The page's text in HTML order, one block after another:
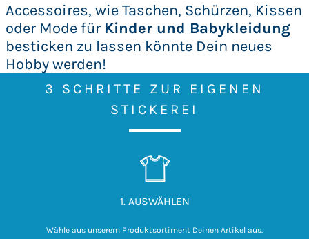
Accessoires, wie Taschen, Schürzen, Kissen
oder Mode für Kinder und Babykleidung
besticken zu lassen könnte Dein neues
Hobby werden!
3 SCHRITTE ZUR EIGENEN
STICKEREI
1. AUSWÄHLEN
Wähle aus unserem Produktsortiment Deinen Artikel aus.